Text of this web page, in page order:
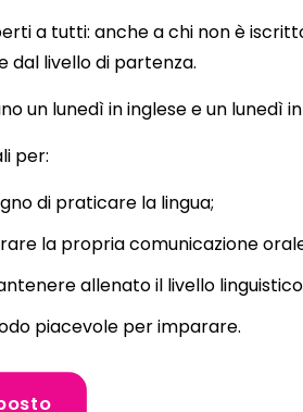
a tutti: anche a chi non è
dal livello di partenza.
un lunedì in inglese e un lunedì
per:
di praticare la lingua;
la propria comunicazione
allenato il livello
piacevole per imparare.